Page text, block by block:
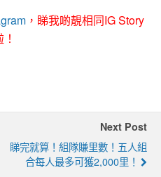
，睇我啲靚相同IG Story
Next Post
睇完就算！組隊賺里數！五人組
合每人最多可獲2,000里！